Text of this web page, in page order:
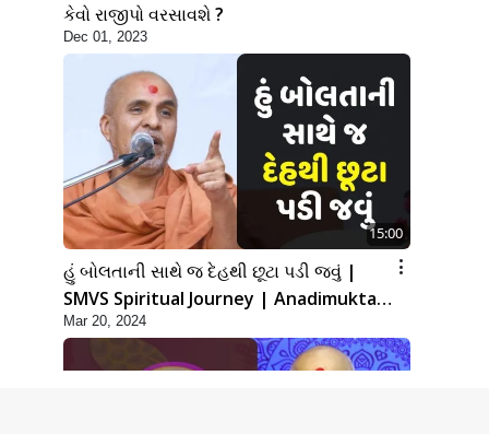
કેવો રાજીપો વરસાવશે ?
Dec 01, 2023
15:00
હું બોલતાની સાથે જ દેહથી છૂટા પડી જવું |
SMVS Spiritual Journey | Anadimukta
Gyan
Mar 20, 2024